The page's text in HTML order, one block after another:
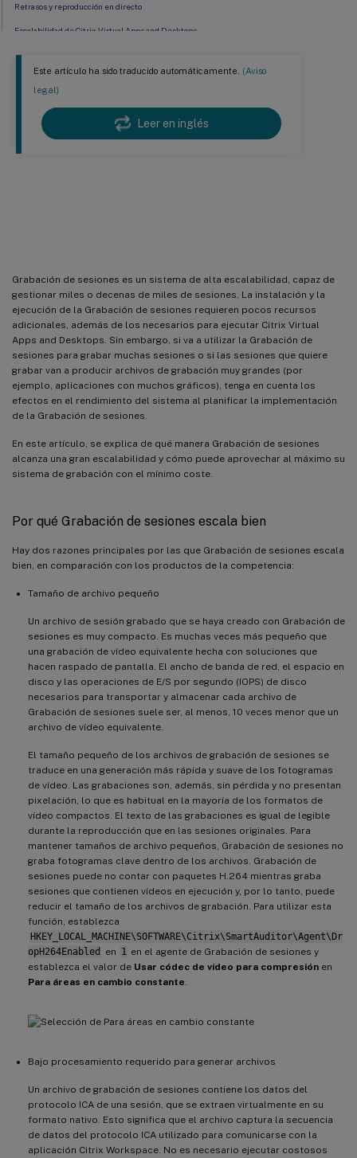
Este artículo ha sido traducido automáticamente. (Aviso
legal)
Leer en inglés
Grabación de sesiones es un sistema de alta escalabilidad, capaz de
gestionar miles o decenas de miles de sesiones. La instalación y la
ejecución de la Grabación de sesiones requieren pocos recursos
adicionales, además de los necesarios para ejecutar Citrix Virtual
Apps and Desktops. Sin embargo, si va a utilizar la Grabación de
sesiones para grabar muchas sesiones o si las sesiones que quiere
grabar van a producir archivos de grabación muy grandes (por
ejemplo, aplicaciones con muchos gráficos), tenga en cuenta los
efectos en el rendimiento del sistema al planificar la implementación
de la Grabación de sesiones.
En este artículo, se explica de qué manera Grabación de sesiones
alcanza una gran escalabilidad y cómo puede aprovechar al máximo su
sistema de grabación con el mínimo coste.
Por qué Grabación de sesiones escala bien
Hay dos razones principales por las que Grabación de sesiones escala
bien, en comparación con los productos de la competencia:
Tamaño de archivo pequeño
Un archivo de sesión grabado que se haya creado con Grabación de
sesiones es muy compacto. Es muchas veces más pequeño que
una grabación de vídeo equivalente hecha con soluciones que
hacen raspado de pantalla. El ancho de banda de red, el espacio en
disco y las operaciones de E/S por segundo (IOPS) de disco
necesarios para transportar y almacenar cada archivo de
Grabación de sesiones suele ser, al menos, 10 veces menor que un
archivo de vídeo equivalente.
El tamaño pequeño de los archivos de grabación de sesiones se
traduce en una generación más rápida y suave de los fotogramas
de vídeo. Las grabaciones son, además, sin pérdida y no presentan
pixelación, lo que es habitual en la mayoría de los formatos de
vídeo compactos. El texto de las grabaciones es igual de legible
durante la reproducción que en las sesiones originales. Para
mantener tamaños de archivo pequeños, Grabación de sesiones no
graba fotogramas clave dentro de los archivos. Grabación de
sesiones puede no contar con paquetes H.264 mientras graba
sesiones que contienen vídeos en ejecución y, por lo tanto, puede
reducir el tamaño de los archivos de grabación. Para utilizar esta
función, establezca
HKEY_LOCAL_MACHINE\SOFTWARE\Citrix\SmartAuditor\Agent\Dr
opH264Enabled
en 1 en el agente de Grabación de sesiones y
establezca el valor de Usar códec de vídeo para compresión en
Para áreas en cambio constante
Bajo procesamiento requerido para generar archivos
Un archivo de grabación de sesiones contiene los datos del
protocolo ICA de una sesión, que se extraen virtualmente en su
formato nativo. Esto significa que el archivo captura la secuencia
de datos del protocolo ICA utilizado para comunicarse con la
aplicación Citrix Workspace. No es necesario ejecutar costosos
Retrasos y reproducción en directo
Escalabilidad de Citrix Virtual Apps and Desktops
Medición del rendimiento
Almacenamiento